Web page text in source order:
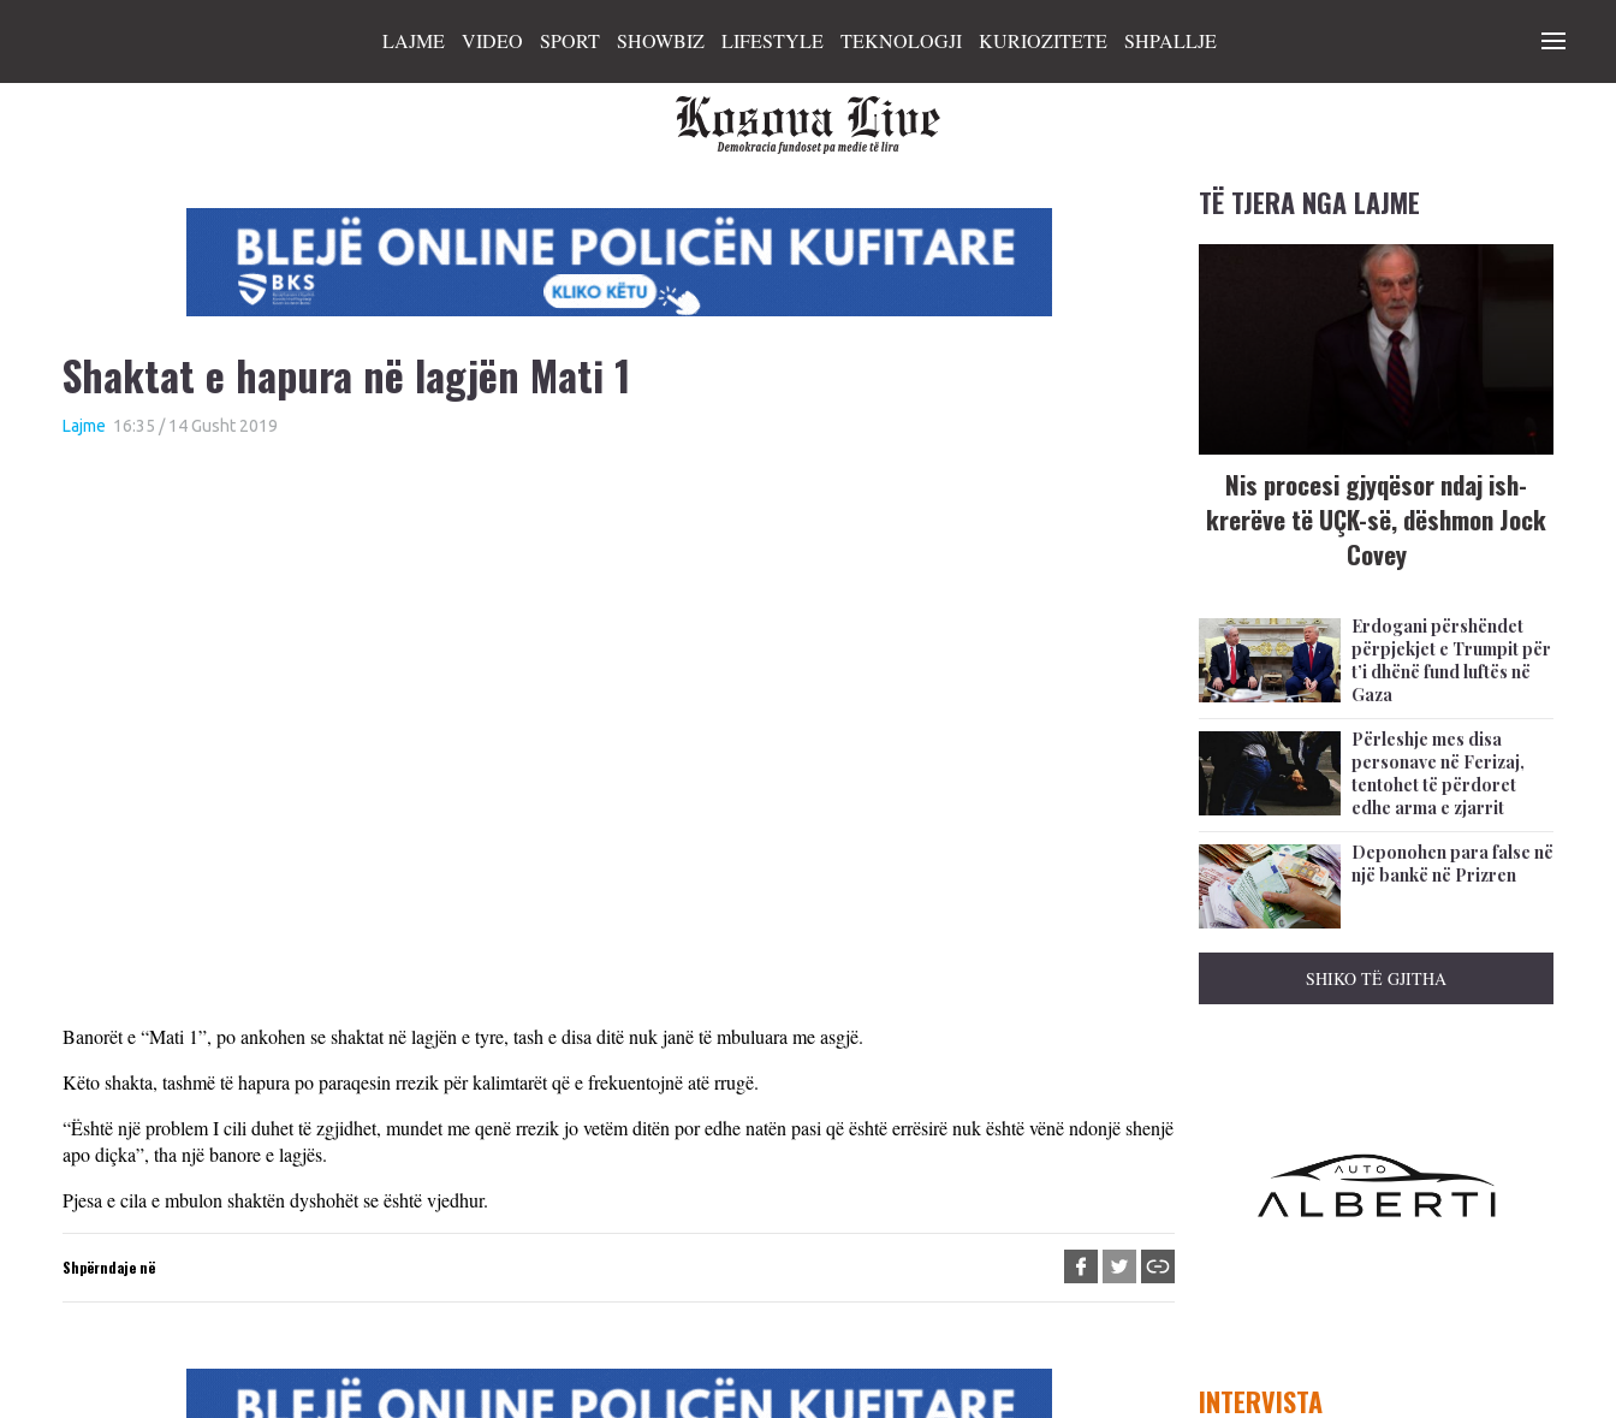
LAJME VIDEO SPORT SHOWBIZ LIFESTYLE TEKNOLOGJI KURIOZITETE SHPALLJE
Shaktat e hapura në lagjën Mati 1
Lajme 16:35 / 14 Gusht 2019
Banorët e “Mati 1”, po ankohen se shaktat në lagjën e tyre, tash e disa ditë nuk janë të mbuluara me asgjë.
Këto shakta, tashmë të hapura po paraqesin rrezik për kalimtarët që e frekuentojnë atë rrugë.
“Është një problem I cili duhet të zgjidhet, mundet me qenë rrezik jo vetëm ditën por edhe natën pasi që është errësirë nuk është vënë ndonjë shenjë
apo diçka”, tha një banore e lagjës.
Pjesa e cila e mbulon shaktën dyshohët se është vjedhur.
Shpërndaje në
TË TJERA NGA LAJME
Nis procesi gjyqësor ndaj ish-
krerëve të UÇK-së, dëshmon Jock
Covey
Erdogani përshëndet
përpjekjet e Trumpit për
t’i dhënë fund luftës në
Gaza
Përleshje mes disa
personave në Ferizaj,
tentohet të përdoret
edhe arma e zjarrit
Deponohen para false në
një bankë në Prizren
SHIKO TË GJITHA
INTERVISTA